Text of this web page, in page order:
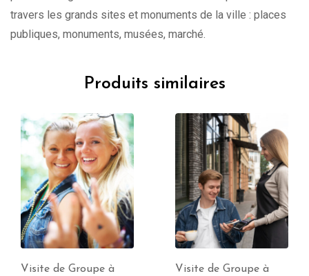
travers les grands sites et monuments de la ville : places
publiques, monuments, musées, marché.
Produits similaires
Visite de Groupe à
Visite de Groupe à